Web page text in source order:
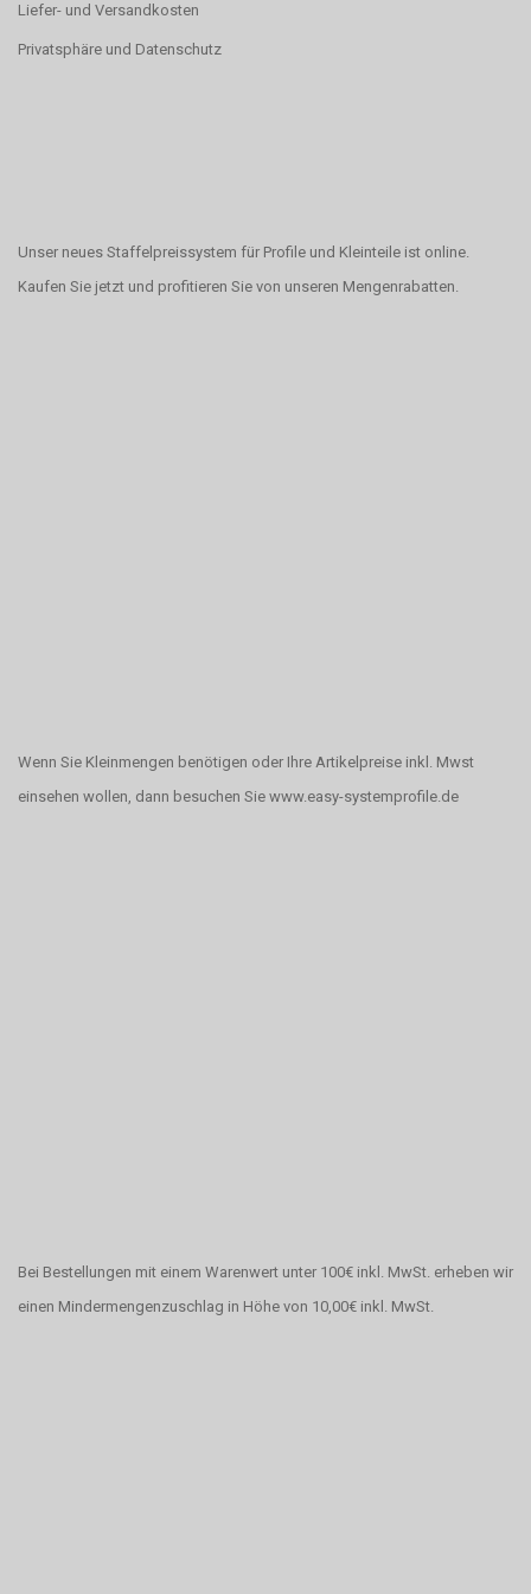
Liefer- und Versandkosten
Privatsphäre und Datenschutz
Unser neues Staffelpreissystem für Profile und Kleinteile ist online.
Kaufen Sie jetzt und profitieren Sie von unseren Mengenrabatten.
Wenn Sie Kleinmengen benötigen oder Ihre Artikelpreise inkl. Mwst
einsehen wollen, dann besuchen Sie www.easy-systemprofile.de
Bei Bestellungen mit einem Warenwert unter 100€ inkl. MwSt. erheben wir
einen Mindermengenzuschlag in Höhe von 10,00€ inkl. MwSt.